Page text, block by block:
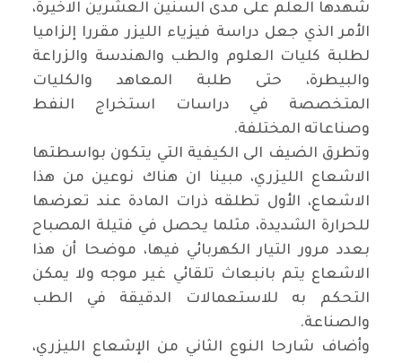
شهدها العلم على مدى السنين العشرين الاخيرة،
الأمر الذي جعل دراسة فيزياء الليزر مقررا إلزاميا
لطلبة كليات العلوم والطب والهندسة والزراعة
والبيطرة، حتى طلبة المعاهد والكليات
المتخصصة في دراسات استخراج النفط
وصناعاته المختلفة.
وتطرق الضيف الى الكيفية التي يتكون بواسطتها
الاشعاع الليزري، مبينا ان هناك نوعين من هذا
الاشعاع، الأول تطلقه ذرات المادة عند تعرضها
للحرارة الشديدة، مثلما يحصل في فتيلة المصباح
بعدد مرور التيار الكهربائي فيها، موضحا أن هذا
الاشعاع يتم بانبعاث تلقائي غير موجه ولا يمكن
التحكم به للاستعمالات الدقيقة في الطب
والصناعة.
وأضاف شارحا النوع الثاني من الإشعاع الليزري،